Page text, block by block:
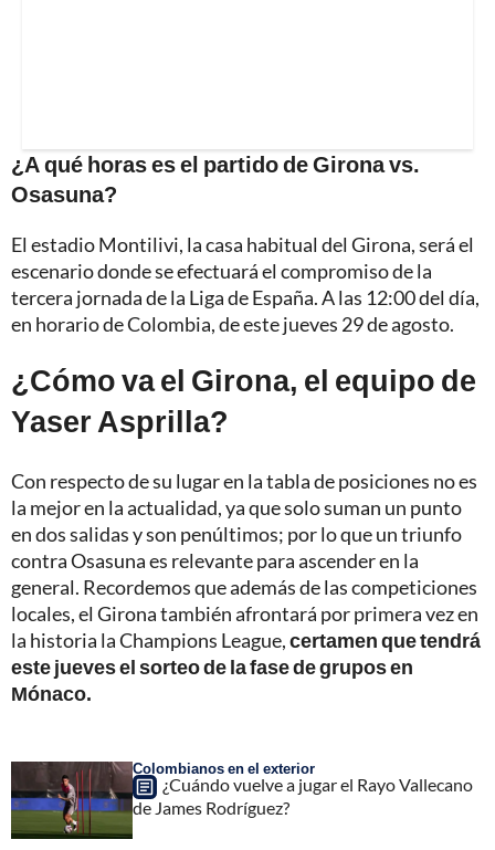
¿A qué horas es el partido de Girona vs.
Osasuna?
El estadio Montilivi, la casa habitual del Girona, será el
escenario donde se efectuará el compromiso de la
tercera jornada de la Liga de España. A las 12:00 del día,
en horario de Colombia, de este jueves 29 de agosto.
¿Cómo va el Girona, el equipo de
Yaser Asprilla?
Con respecto de su lugar en la tabla de posiciones no es
la mejor en la actualidad, ya que solo suman un punto
en dos salidas y son penúltimos; por lo que un triunfo
contra Osasuna es relevante para ascender en la
general. Recordemos que además de las competiciones
locales, el Girona también afrontará por primera vez en
la historia la Champions League,certamen que tendrá
este jueves el sorteo de la fase de grupos en
Mónaco.
Colombianos en el exterior
¿Cuándo vuelve a jugar el Rayo Vallecano
de James Rodríguez?